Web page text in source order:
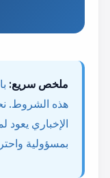
ملخص سريع:
هذه الشروط.
الإخباري يعود
بمسؤولية